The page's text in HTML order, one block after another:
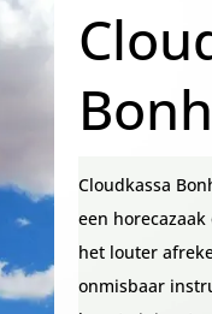
Cloudkassa
een
het louter
onmisbaar